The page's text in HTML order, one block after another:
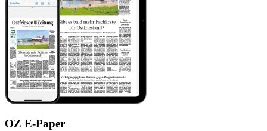
OZ E-Paper